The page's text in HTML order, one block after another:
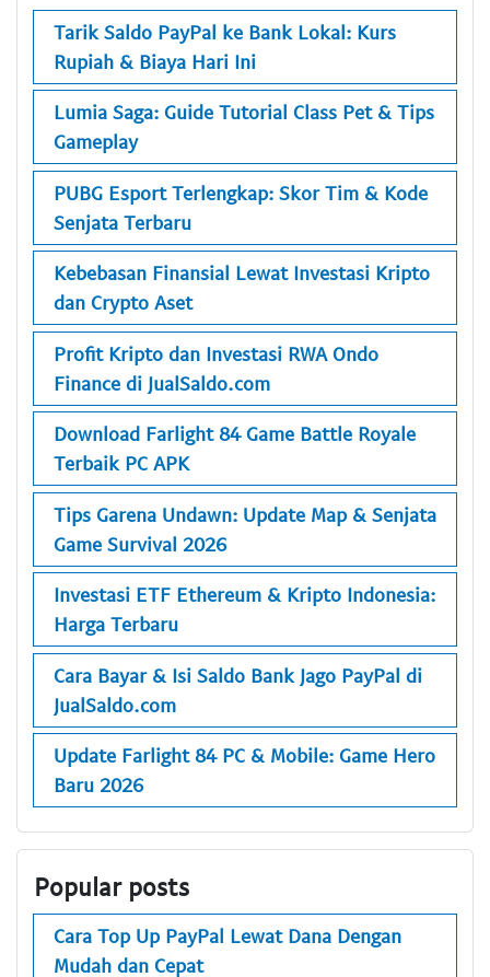
Tarik Saldo PayPal ke Bank Lokal: Kurs
Rupiah & Biaya Hari Ini
Lumia Saga: Guide Tutorial Class Pet & Tips
Gameplay
PUBG Esport Terlengkap: Skor Tim & Kode
Senjata Terbaru
Kebebasan Finansial Lewat Investasi Kripto
dan Crypto Aset
Profit Kripto dan Investasi RWA Ondo
Finance di JualSaldo.com
Download Farlight 84 Game Battle Royale
Terbaik PC APK
Tips Garena Undawn: Update Map & Senjata
Game Survival 2026
Investasi ETF Ethereum & Kripto Indonesia:
Harga Terbaru
Cara Bayar & Isi Saldo Bank Jago PayPal di
JualSaldo.com
Update Farlight 84 PC & Mobile: Game Hero
Baru 2026
Popular posts
Cara Top Up PayPal Lewat Dana Dengan
Mudah dan Cepat